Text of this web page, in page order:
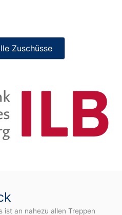
Zuschüsse
ist an nahezu allen Treppen